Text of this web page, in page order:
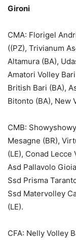
Gironi
CMA: Florigel
((PZ), Trivianum
Altamura (BA),
Amatori Volley
British Bari (BA),
Bitonto (BA), New
CMB:
Mesagne (BR),
(LE), Conad Lecce
Asd Pallavolo
Ssd Prisma
Ssd Matervolley
(LE).
CFA: Nelly Volley